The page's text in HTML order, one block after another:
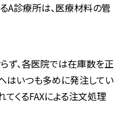
A診療所は、医療材料の管
ず、各医院では在庫数を正
はいつも多めに発注してい
てくるFAXによる注文処理